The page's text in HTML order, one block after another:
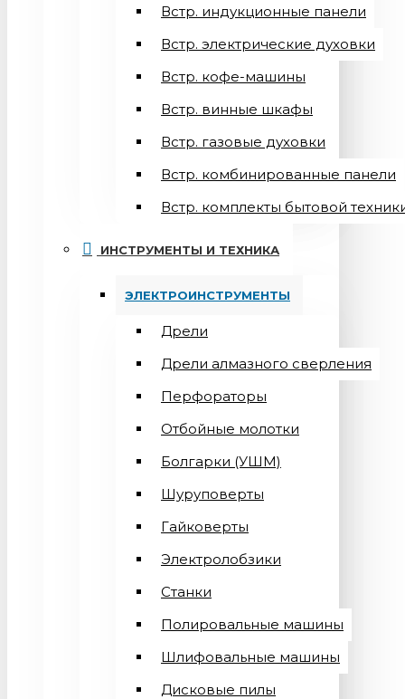
Встр. индукционные панели
Встр. электрические духовки
Встр. кофе-машины
Встр. винные шкафы
Встр. газовые духовки
Встр. комбинированные панели
Встр. комплекты бытовой
ИНСТРУМЕНТЫ И ТЕХНИКА
ЭЛЕКТРОИНСТРУМЕНТЫ
Дрели
Дрели алмазного сверления
Перфораторы
Отбойные молотки
Болгарки (УШМ)
Шуруповерты
Гайковерты
Электролобзики
Станки
Полировальные машины
Шлифовальные машины
Дисковые пилы